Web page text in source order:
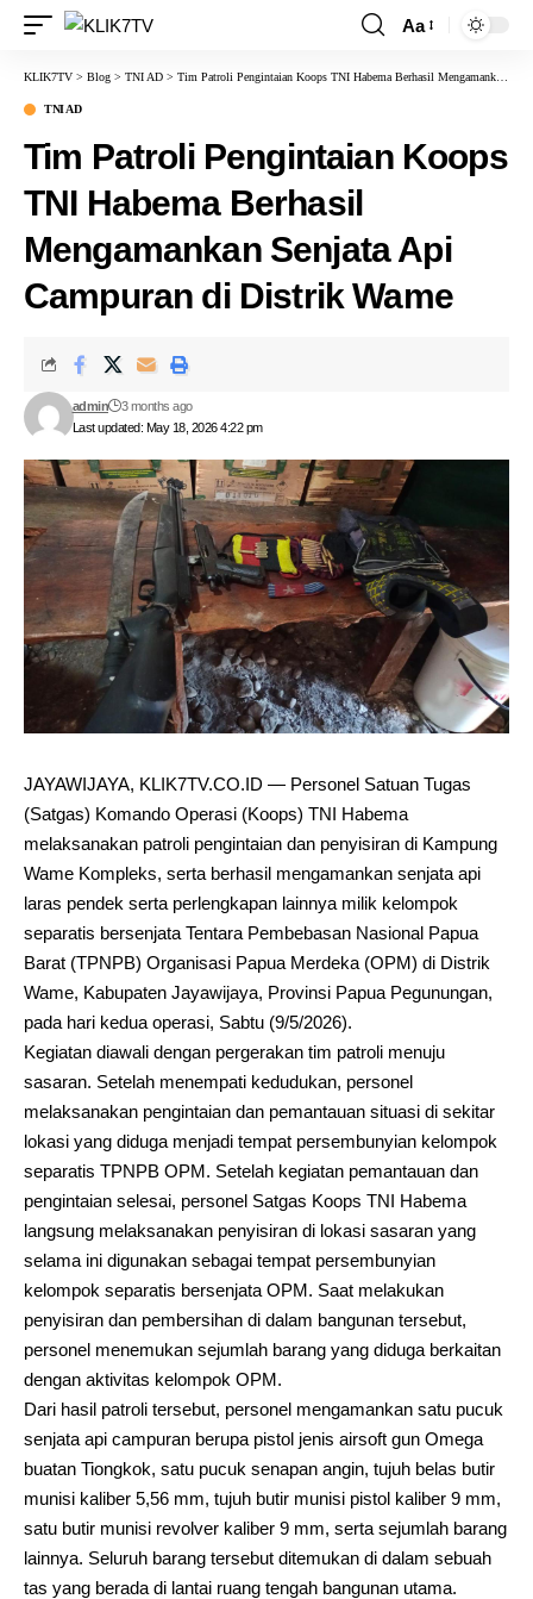
Aa
KLIK7TV > Blog > TNI AD > Tim Patroli Pengintaian Koops TNI Habema Berhasil Mengamankan Senjata Api Campuran di Distrik Wame
TNI AD
Tim Patroli Pengintaian Koops
TNI Habema Berhasil
Mengamankan Senjata Api
Campuran di Distrik Wame
Last updated: May 18, 2026 4:22 pm
admin 3 months ago
JAYAWIJAYA, KLIK7TV.CO.ID — Personel Satuan Tugas
(Satgas) Komando Operasi (Koops) TNI Habema
melaksanakan patroli pengintaian dan penyisiran di Kampung
Wame Kompleks, serta berhasil mengamankan senjata api
laras pendek serta perlengkapan lainnya milik kelompok
separatis bersenjata Tentara Pembebasan Nasional Papua
Barat (TPNPB) Organisasi Papua Merdeka (OPM) di Distrik
Wame, Kabupaten Jayawijaya, Provinsi Papua Pegunungan,
pada hari kedua operasi, Sabtu (9/5/2026).
Kegiatan diawali dengan pergerakan tim patroli menuju
sasaran. Setelah menempati kedudukan, personel
melaksanakan pengintaian dan pemantauan situasi di sekitar
lokasi yang diduga menjadi tempat persembunyian kelompok
separatis TPNPB OPM. Setelah kegiatan pemantauan dan
pengintaian selesai, personel Satgas Koops TNI Habema
langsung melaksanakan penyisiran di lokasi sasaran yang
selama ini digunakan sebagai tempat persembunyian
kelompok separatis bersenjata OPM. Saat melakukan
penyisiran dan pembersihan di dalam bangunan tersebut,
personel menemukan sejumlah barang yang diduga berkaitan
dengan aktivitas kelompok OPM.
Dari hasil patroli tersebut, personel mengamankan satu pucuk
senjata api campuran berupa pistol jenis airsoft gun Omega
buatan Tiongkok, satu pucuk senapan angin, tujuh belas butir
munisi kaliber 5,56 mm, tujuh butir munisi pistol kaliber 9 mm,
satu butir munisi revolver kaliber 9 mm, serta sejumlah barang
lainnya. Seluruh barang tersebut ditemukan di dalam sebuah
tas yang berada di lantai ruang tengah bangunan utama.